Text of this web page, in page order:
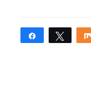
Share Tweet